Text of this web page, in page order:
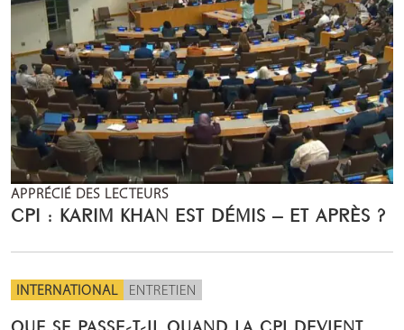
APPRÉCIÉ DES LECTEURS
CPI : KARIM KHAN EST DÉMIS – ET APRÈS ?
INTERNATIONAL ENTRETIEN
QUE SE PASSE-T-IL QUAND LA CPI DEVIENT